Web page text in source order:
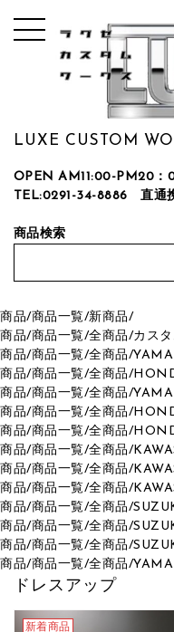
LUXE CUSTOM
OPEN AM11:00-PM20：
TEL:0291-34-8886
直通
商品検索
商品/商品一覧/新商品/
商品/商品一覧/全商品/カス
商品/商品一覧/全商品/
商品/商品一覧/全商品/
商品/商品一覧/全商品/
商品/商品一覧/全商品/
商品/商品一覧/全商品/
商品/商品一覧/全商品/
商品/商品一覧/全商品/
商品/商品一覧/全商品/
商品/商品一覧/全商品/
商品/商品一覧/全商品/
商品/商品一覧/全商品/
商品/商品一覧/全商品/
ドレスアップ
新着商品